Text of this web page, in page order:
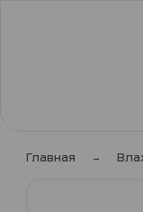
Главная